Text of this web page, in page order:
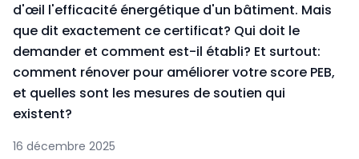
d'œil l'efficacité énergétique d'un bâtiment. Mais
que dit exactement ce certificat? Qui doit le
demander et comment est-il établi? Et surtout:
comment rénover pour améliorer votre score PEB,
et quelles sont les mesures de soutien qui
existent?
16 décembre 2025